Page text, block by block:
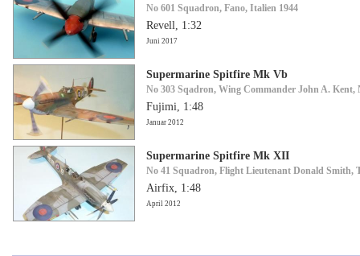
No 601 Squadron, Fano, Italien 1944
Revell, 1:32
Juni 2017
Supermarine Spitfire Mk Vb
No 303 Sqadron, Wing Commander John A. Kent,
Fujimi, 1:48
Januar 2012
Supermarine Spitfire Mk XII
No 41 Squadron, Flight Lieutenant Donald Smith,
Airfix, 1:48
April 2012